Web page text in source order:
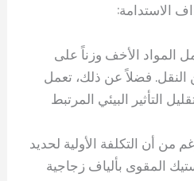
الاستدامة:
المواد الأخف وزناً على
النقل. فضلاً عن ذلك، تعمل
التأثير البيئي المرتبط
من أن التكلفة الأولية لحديد
المقوى بألياف زجاجية